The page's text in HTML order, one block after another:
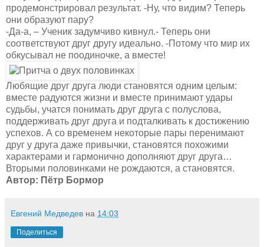
продемонстрировал результат. -Ну, что видим? Теперь
они образуют пару?
-Да-а, – Ученик задумчиво кивнул.- Теперь они
соответствуют друг другу идеально. -Потому что мир их
обкусывал не поодиночке, а вместе!
Любящие друг друга люди становятся одним целым:
вместе радуются жизни и вместе принимают удары
судьбы, учатся понимать друг друга с полуслова,
поддерживать друг друга и подталкивать к достижению
успехов. А со временем некоторые пары перенимают
друг у друга даже привычки, становятся похожими
характерами и гармонично дополняют друг друга…
Вторыми половинками не рождаются, а становятся.
Автор: Пётр Бормор
Евгений Медведев на 14:03
Поделиться